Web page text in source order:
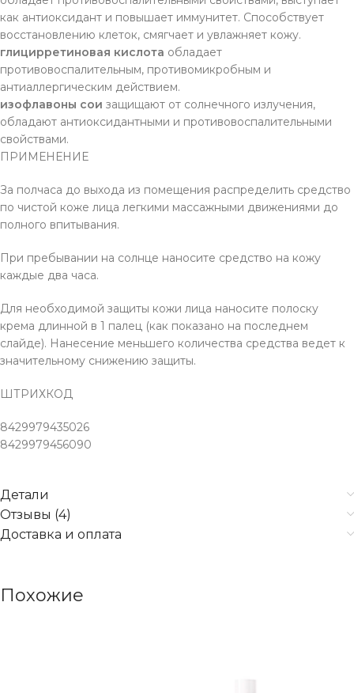
как антиоксидант и повышает иммунитет. Способствует
восстановлению клеток, смягчает и увлажняет кожу.
глицирретиновая кислота обладает
противовоспалительным, противомикробным и
антиаллергическим действием.
изофлавоны сои защищают от солнечного излучения,
обладают антиоксидантными и противовоспалительными
свойствами.
ПРИМЕНЕНИЕ
За полчаса до выхода из помещения распределить средство
по чистой коже лица легкими массажными движениями до
полного впитывания.
При пребывании на солнце наносите средство на кожу
каждые два часа.
Для необходимой защиты кожи лица наносите полоску
крема длинной в 1 палец (как показано на последнем
слайде). Нанесение меньшего количества средства ведет к
значительному снижению защиты.
ШТРИХКОД
8429979435026
8429979456090
Детали
Отзывы (4)
Доставка и оплата
Похожие